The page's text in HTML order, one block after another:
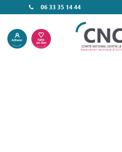
06 33 35 14 44